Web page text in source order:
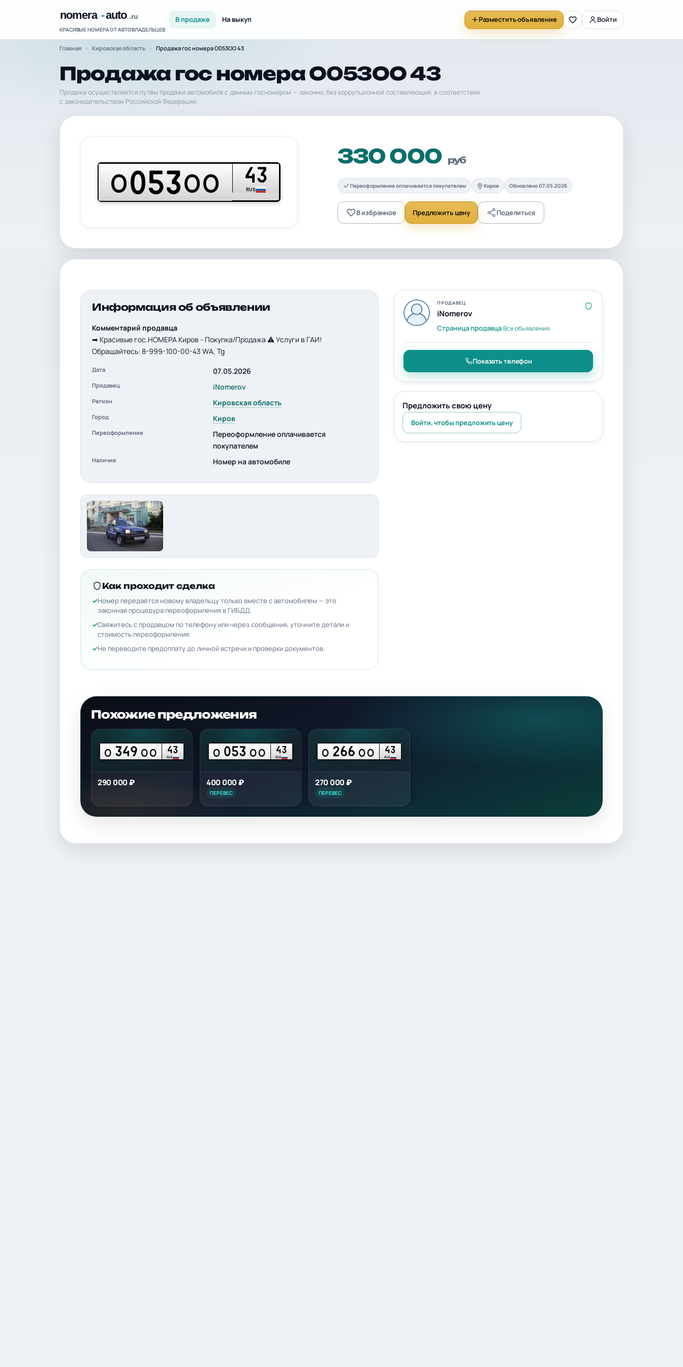
КРАСИВЫЕ НОМЕРА ОТ АВТОВЛАДЕЛЬЦЕВ
В продаже На выкуп Разместить объявление Войти
Главная Кировская область Продажа гос номера О053ОО 43
Продажа гос номера О053ОО 43
Продажа осуществляется путём продажи автомобиля с данным госномером — законно, без коррупционной составляющей, в соответствии
с законодательством Российской Федерации.
О053ОО 43
RUS
330 000 руб
Переоформление оплачивается покупателем Киров Обновлено 07.05.2026
В избранное Предложить цену Поделиться
Информация об объявлении
Комментарий продавца
➡ Красивые гос.НОМЕРА Киров - Покупка/Продажа ⚠ Услуги в ГАИ!
Обращайтесь: 8-999-100-00-43 WА, Tg
Дата 07.05.2026
Продавец iNomerov
Регион Кировская область
Город Киров
Переоформление
Переоформление оплачивается
покупателем
Наличие Номер на автомобиле
Как проходит сделка
Номер передаётся новому владельцу только вместе с автомобилем — это
законная процедура переоформления в ГИБДД.
Свяжитесь с продавцом по телефону или через сообщения, уточните детали и
стоимость переоформления.
Не переводите предоплату до личной встречи и проверки документов.
ПРОДАВЕЦ
iNomerov
Страница продавцаВсе объявления
Показать телефон
Предложить свою цену
Войти, чтобы предложить цену
Похожие предложения
О 349 ОО 43
RUS
290 000 ₽
О 053 ОО 43
RUS
400 000 ₽
ПЕРЕВЕС
О 266 ОО 43
RUS
270 000 ₽
ПЕРЕВЕС